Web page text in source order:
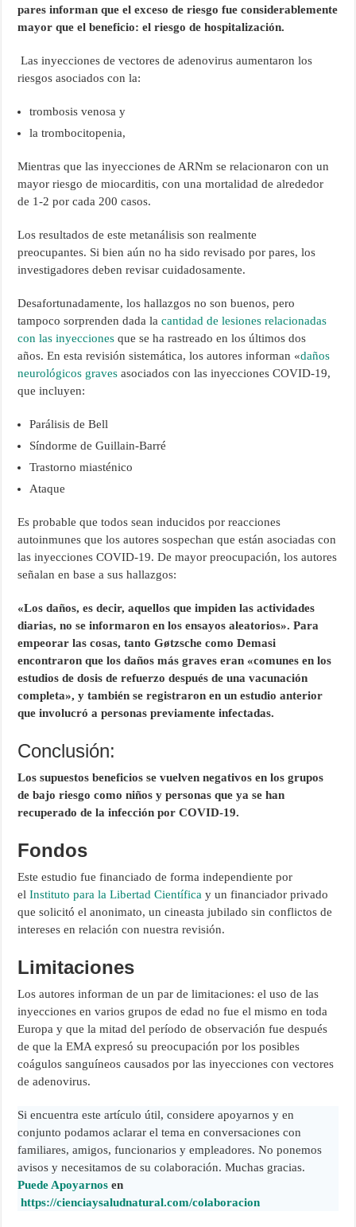
pares informan que el exceso de riesgo fue considerablemente
mayor que el beneficio: el riesgo de hospitalización.
Las inyecciones de vectores de adenovirus aumentaron los
riesgos asociados con la:
trombosis venosa y
la trombocitopenia,
Mientras que las inyecciones de ARNm se relacionaron con un
mayor riesgo de miocarditis, con una mortalidad de alrededor
de 1-2 por cada 200 casos.
Los resultados de este metanálisis son realmente
preocupantes. Si bien aún no ha sido revisado por pares, los
investigadores deben revisar cuidadosamente.
Desafortunadamente, los hallazgos no son buenos, pero
tampoco sorprenden dada la cantidad de lesiones relacionadas
con las inyecciones que se ha rastreado en los últimos dos
años. En esta revisión sistemática, los autores informan «daños
neurológicos graves asociados con las inyecciones COVID-19,
que incluyen:
Parálisis de Bell
Síndorme de Guillain-Barré
Trastorno miasténico
Ataque
Es probable que todos sean inducidos por reacciones
autoinmunes que los autores sospechan que están asociadas con
las inyecciones COVID-19. De mayor preocupación, los autores
señalan en base a sus hallazgos:
«Los daños, es decir, aquellos que impiden las actividades
diarias, no se informaron en los ensayos aleatorios». Para
empeorar las cosas, tanto Gøtzsche como Demasi
encontraron que los daños más graves eran «comunes en los
estudios de dosis de refuerzo después de una vacunación
completa», y también se registraron en un estudio anterior
que involucró a personas previamente infectadas.
Conclusión:
Los supuestos beneficios se vuelven negativos en los grupos
de bajo riesgo como niños y personas que ya se han
recuperado de la infección por COVID-19.
Fondos
Este estudio fue financiado de forma independiente por
elInstituto para la Libertad Científica y un financiador privado
que solicitó el anonimato, un cineasta jubilado sin conflictos de
intereses en relación con nuestra revisión.
Limitaciones
Los autores informan de un par de limitaciones: el uso de las
inyecciones en varios grupos de edad no fue el mismo en toda
Europa y que la mitad del período de observación fue después
de que la EMA expresó su preocupación por los posibles
coágulos sanguíneos causados ​​por las inyecciones con vectores
de adenovirus.
Si encuentra este artículo útil, considere apoyarnos y en
conjunto podamos aclarar el tema en conversaciones con
familiares, amigos, funcionarios y empleadores. No ponemos
avisos y necesitamos de su colaboración. Muchas gracias.
Puede Apoyarnos en
https://cienciaysaludnatural.com/colaboracion